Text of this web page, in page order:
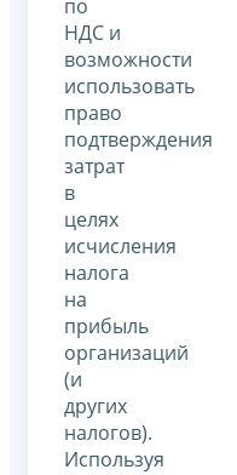
по
НДС и
возможности
использовать
право
подтверждения
затрат
в
целях
исчисления
налога
на
прибыль
организаций
(и
других
налогов).
Используя